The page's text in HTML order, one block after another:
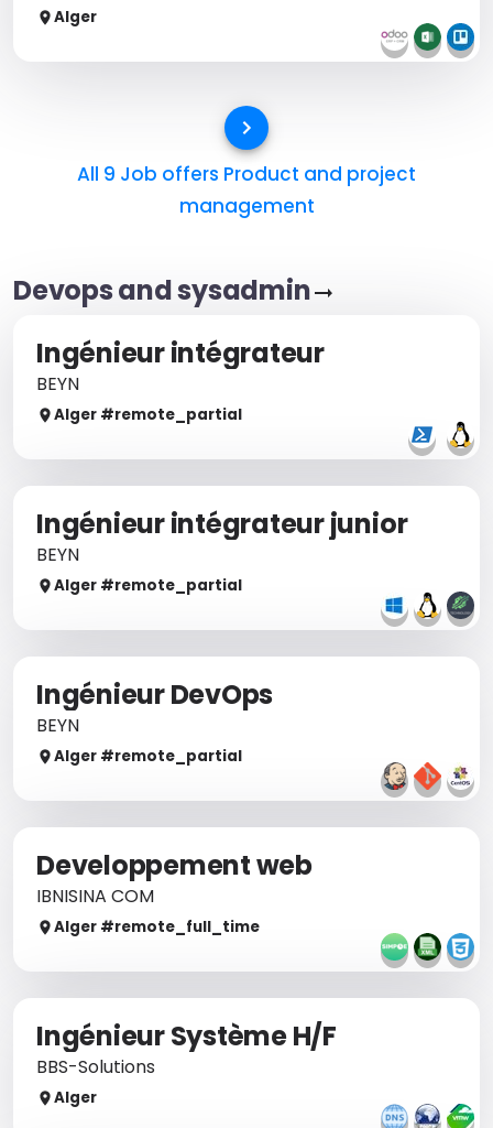
Alger
All 9 Job offers Product and project
management
Devops and sysadmin
Ingénieur intégrateur
BEYN
Alger #remote_ partial
Ingénieur intégrateur junior
BEYN
Alger #remote_ partial
Ingénieur DevOps
BEYN
Alger #remote_ partial
Developpement web
IBNISINA COM
Alger #remote_ full_time
Ingénieur Système H/F
BBS-Solutions
Alger